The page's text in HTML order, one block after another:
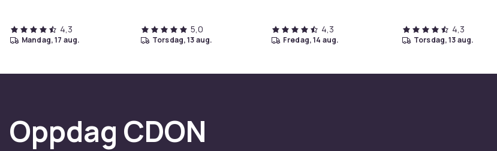
4,3
mandag, 17 aug.
5,0
torsdag, 13 aug.
4,3
fredag, 14 aug.
4,3
torsdag, 13 aug.
Oppdag CDON